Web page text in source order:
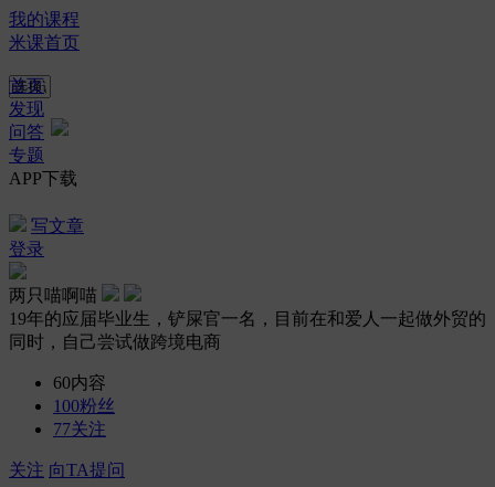
我的课程
米课首页
首页
发现
问答
专题
APP下载
写文章
登录
两只喵啊喵
19年的应届毕业生，铲屎官一名，目前在和爱人一起做外贸的
同时，自己尝试做跨境电商
60内容
100粉丝
77关注
关注 向TA提问